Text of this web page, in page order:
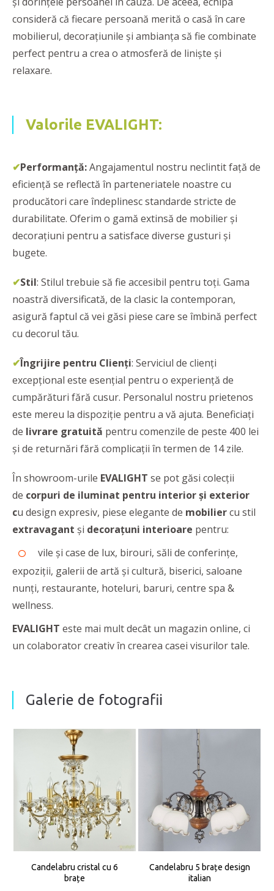
consideră că fiecare persoană merită o casă în care
mobilierul, decorațiunile și ambianța să fie combinate
perfect pentru a crea o atmosferă de liniște și
relaxare.
Valorile EVALIGHT:
✔Performanţă:Angajamentul nostru neclintit față de
eficienţă se reflectă în parteneriatele noastre cu
producători care îndeplinesc standarde stricte de
durabilitate. Oferim o gamă extinsă de mobilier și
decorațiuni pentru a satisface diverse gusturi și
bugete.
✔Stil: Stilul trebuie să fie accesibil pentru toți. Gama
noastră diversificată, de la clasic la contemporan,
asigură faptul că vei găsi piese care se îmbină perfect
cu decorul tău.
✔Îngrijire pentru Clienți: Serviciul de clienți
excepțional este esențial pentru o experiență de
cumpărături fără cusur. Personalul nostru prietenos
este mereu la dispoziție pentru a vă ajuta. Beneficiați
de livrare gratuită pentru comenzile de peste 400 lei
și de returnări fără complicații în termen de 14 zile.
În showroom-urile EVALIGHT se pot găsi colecții
de corpuri de iluminat pentru interior și exterior
cu design expresiv, piese elegante de mobiliercu stil
extravagant și decorațuni interioare pentru:
vile și case de lux, birouri, săli de conferințe,
expoziții, galerii de artă și cultură, biserici, saloane
nunți, restaurante, hoteluri, baruri, centre spa &
wellness.
EVALIGHT este mai mult decât un magazin online, ci
un colaborator creativ în crearea casei visurilor tale.
Galerie de fotografii
Candelabru cristal cu 6
brațe
Candelabru 5 brațe design
italian